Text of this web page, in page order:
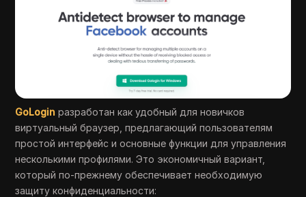
GoLogin разработан как удобный для новичков
виртуальный браузер, предлагающий пользователям
простой интерфейс и основные функции для управления
несколькими профилями. Это экономичный вариант,
который по-прежнему обеспечивает необходимую
защиту конфиденциальности: